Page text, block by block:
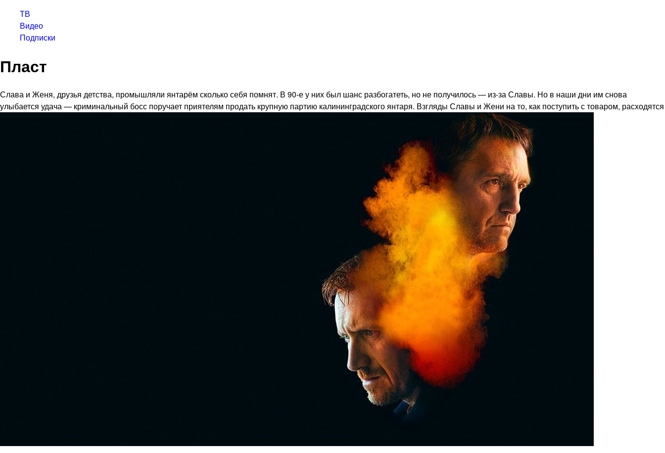
ТВ
Видео
Подписки
Пласт
Слава и Женя, друзья детства, промышляли янтарём сколько себя помнят. В 90-е у них был шанс разбогатеть, но не получилось — из-за Славы. Но в наши дни им снова
улыбается удача — криминальный босс поручает приятелям продать крупную партию калининградского янтаря. Взгляды Славы и Жени на то, как поступить с товаром, расходятся